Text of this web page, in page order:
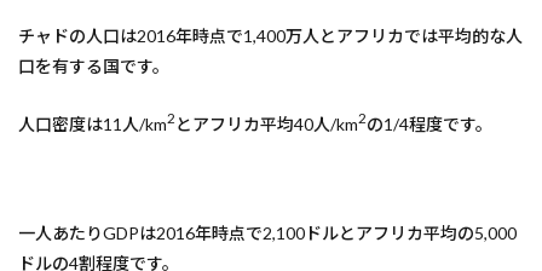
チャドの人口は2016年時点で1,400万人とアフリカでは平均的な人
口を有する国です。
人口密度は11人/km2 とアフリカ平均40人/km2の1/4程度です。
一人あたりGDPは2016年時点で2,100ドルとアフリカ平均の5,000
ドルの4割程度です。